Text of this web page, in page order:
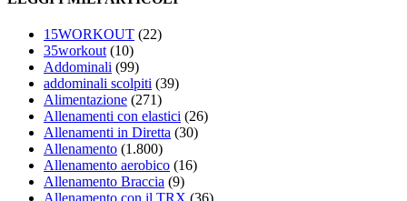
15WORKOUT (22)
35workout(10)
Addominali (99)
addominali scolpiti (39)
Alimentazione (271)
Allenamenti con elastici (26)
Allenamenti in Diretta (30)
Allenamento (1.800)
Allenamento aerobico (16)
Allenamento Braccia (9)